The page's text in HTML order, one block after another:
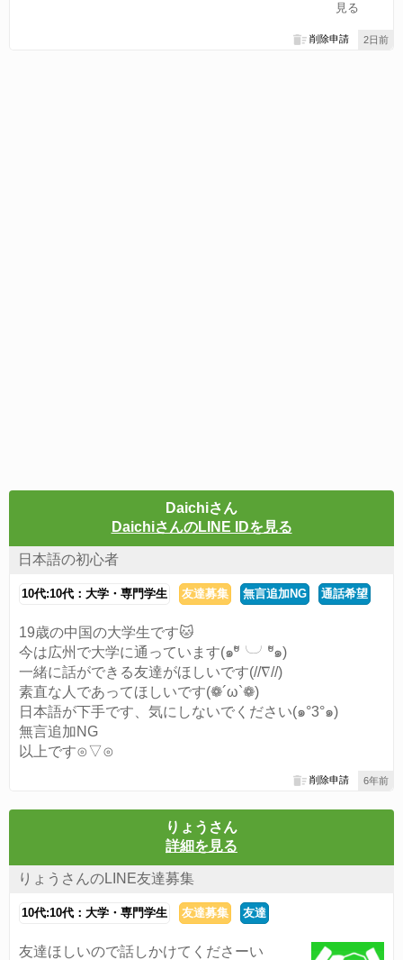
見る
2日前
削除申請
Daichiさん
DaichiさんのLINE IDを見る
日本語の初心者
10代:10代：大学・専門学生 友達募集 無言追加NG 通話希望
19歳の中国の大学生です🐱
今は広州で大学に通っています(๑ºั╰╯ºั๑)
一緒に話ができる友達がほしいです(//∇//)
素直な人であってほしいです(❁´ω`❁)
日本語が下手です、気にしないでください(๑°3°๑)
無言追加NG
以上です⊙▽⊙
6年前
削除申請
りょうさん
詳細を見る
りょうさんのLINE友達募集
10代:10代：大学・専門学生 友達募集 友達
友達ほしいので話しかけてくださーい